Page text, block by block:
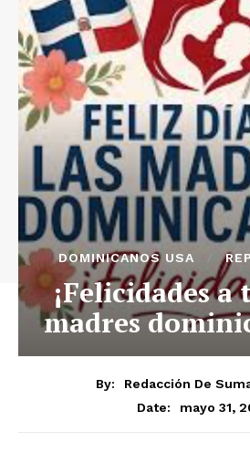
DOMINICANOS USA
¡Felicidades a
madres
By:
Redacción De
Date:
mayo 31,